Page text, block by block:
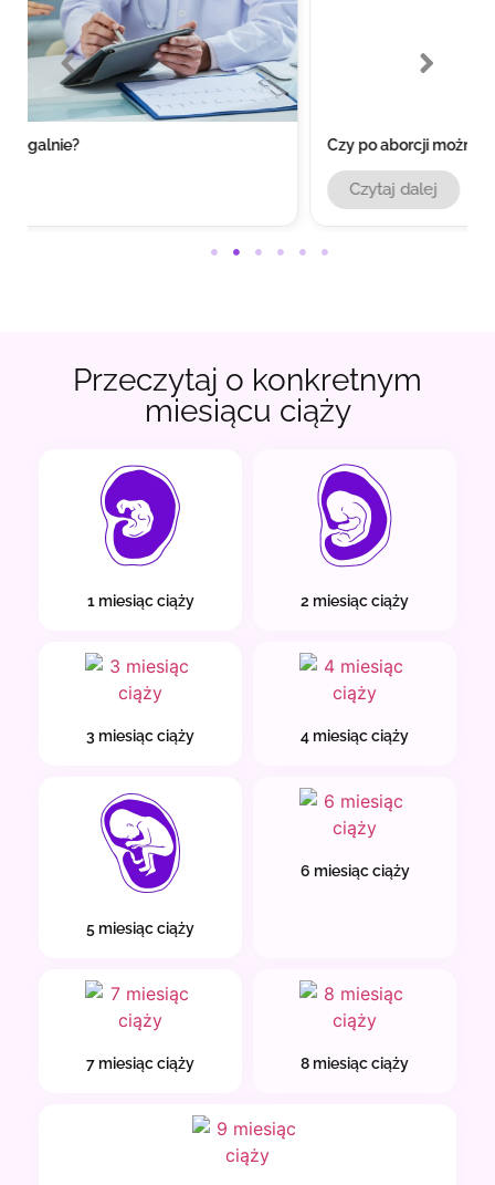
Czy po aborcji można zajść w ciążę
Przeczytaj o konkretnym
miesiącu ciąży
1 miesiąc ciąży 2 miesiąc ciąży
3 miesiąc ciąży 4 miesiąc ciąży
5 miesiąc ciąży
6 miesiąc ciąży
7 miesiąc ciąży 8 miesiąc ciąży